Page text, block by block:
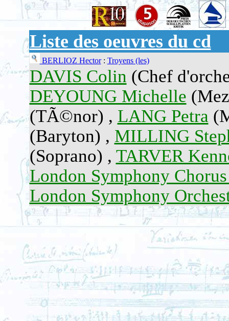
Liste des oeuvres du cd
BERLIOZ Hector: Troyens (les)
DAVIS Colin (Chef
DEYOUNG Michelle
(TÃ©nor) , LANG Petra
(Baryton) , MILLING
(Soprano) , TARVER
London Symphony
London Symphony